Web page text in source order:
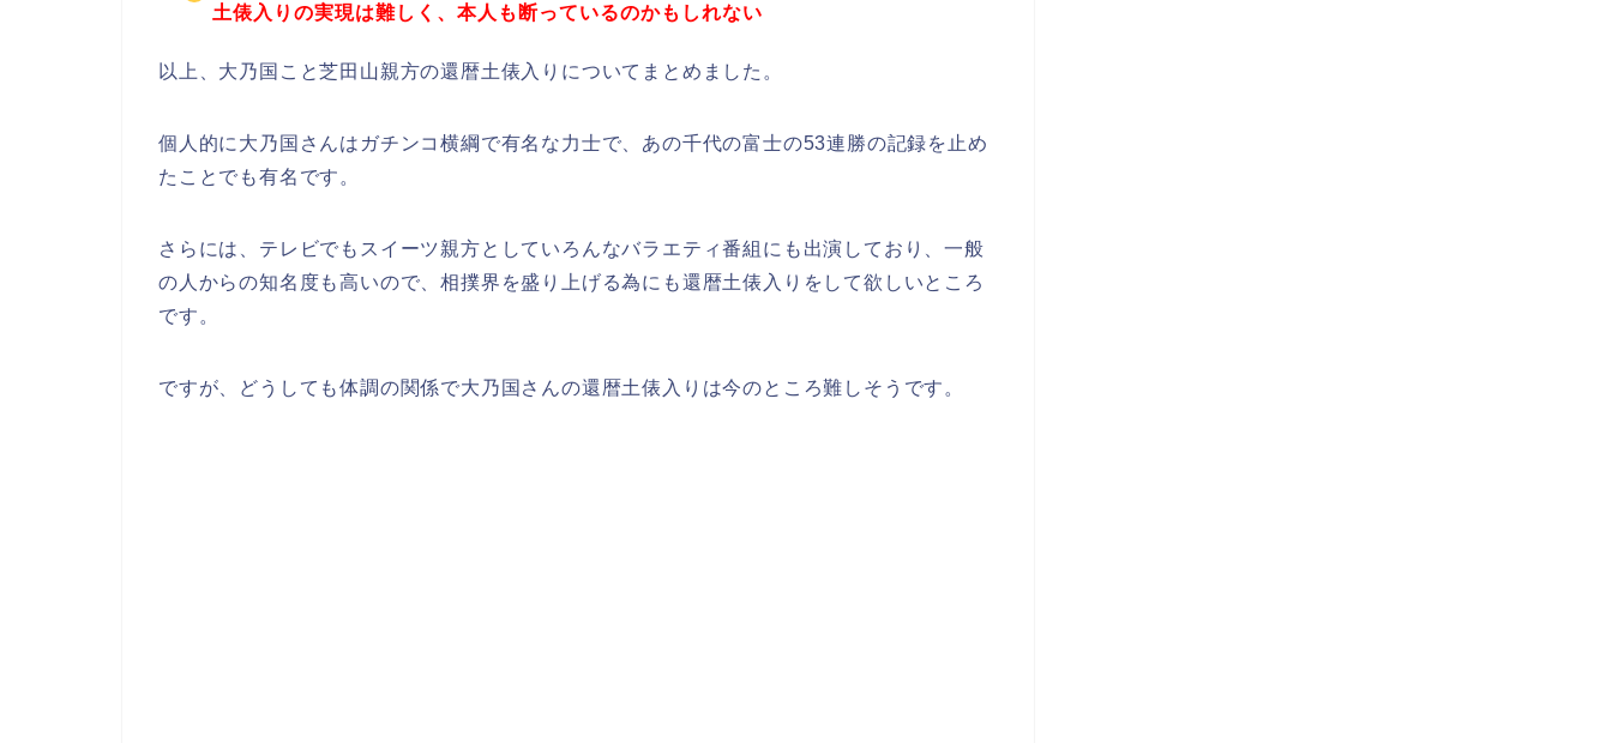
土俵入りの実現は難しく、本人も断っているのかもしれない
以上、大乃国こと芝田山親方の還暦土俵入りについてまとめました。
個人的に大乃国さんはガチンコ横綱で有名な力士で、あの千代の富士の53連勝の記録を止め
たことでも有名です。
さらには、テレビでもスイーツ親方としていろんなバラエティ番組にも出演しており、一般
の人からの知名度も高いので、相撲界を盛り上げる為にも還暦土俵入りをして欲しいところ
です。
ですが、どうしても体調の関係で大乃国さんの還暦土俵入りは今のところ難しそうです。